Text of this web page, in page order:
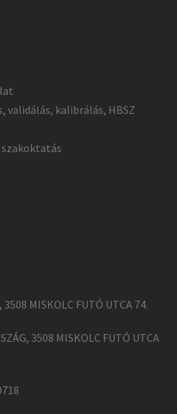
kalibrálás, HBSZ
szakoktatás
3508 MISKOLC FUTÓ UTCA 74.
3508 MISKOLC FUTÓ UTCA